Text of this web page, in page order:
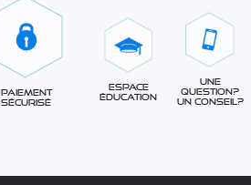
Paiement
sécurisé
Espace
éducation
Une
question?
Un conseil?